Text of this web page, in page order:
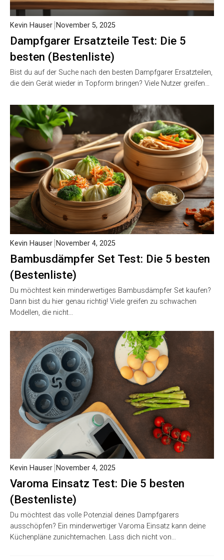
Dampfgarer Ersatzteile Test: Die 5
besten (Bestenliste)
Kevin Hauser November 5, 2025
Bist du auf der Suche nach den besten Dampfgarer Ersatzteilen,
die dein Gerät wieder in Topform bringen? Viele Nutzer greifen…
Bambusdämpfer Set Test: Die 5 besten
(Bestenliste)
Kevin Hauser November 4, 2025
Du möchtest kein minderwertiges Bambusdämpfer Set kaufen?
Dann bist du hier genau richtig! Viele greifen zu schwachen
Modellen, die nicht…
Varoma Einsatz Test: Die 5 besten
(Bestenliste)
Kevin Hauser November 4, 2025
Du möchtest das volle Potenzial deines Dampfgarers
ausschöpfen? Ein minderwertiger Varoma Einsatz kann deine
Küchenpläne zunichtemachen. Lass dich nicht von…